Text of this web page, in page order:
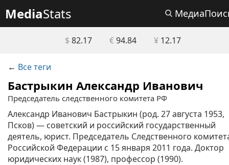
MediaStats
$ 82.17 €94.84 ¥12.17
← Все теги
Бастрыкин Александр Иванович
Председатель следственного комитета РФ
Александр Иванович Бастрыкин (род. 27 августа 1953,
Псков) — советский и российский государственный
деятель, юрист. Председатель Следственного
Российской Федерации с 15 января 2011 года. Доктор
юридических наук (1987), профессор (1990).